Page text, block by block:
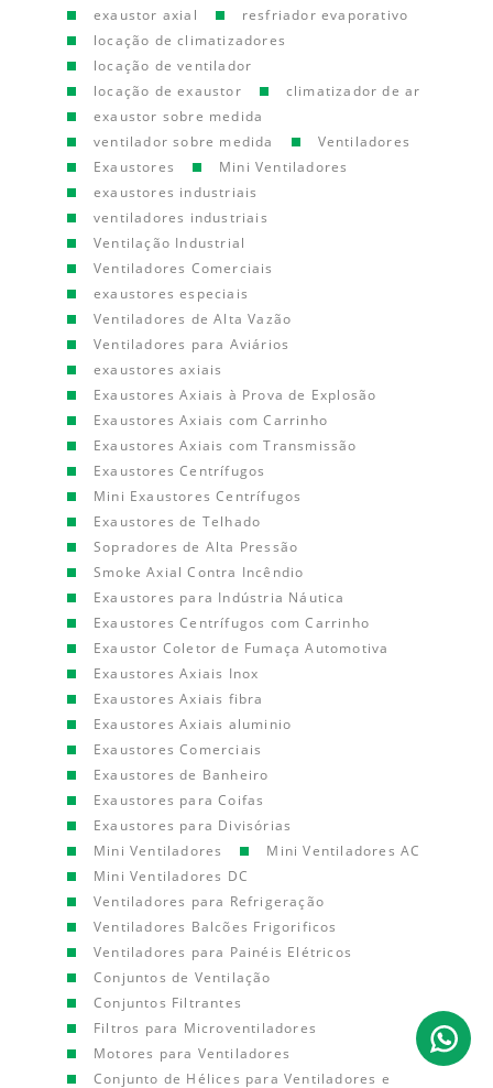
exaustor axial
resfriador evaporativo
locação de climatizadores
locação de ventilador
locação de exaustor
climatizador de ar
exaustor sobre medida
ventilador sobre medida
Ventiladores
Exaustores
Mini Ventiladores
exaustores industriais
ventiladores industriais
Ventilação Industrial
Ventiladores Comerciais
exaustores especiais
Ventiladores de Alta Vazão
Ventiladores para Aviários
exaustores axiais
Exaustores Axiais à Prova de Explosão
Exaustores Axiais com Carrinho
Exaustores Axiais com Transmissão
Exaustores Centrífugos
Mini Exaustores Centrífugos
Exaustores de Telhado
Sopradores de Alta Pressão
Smoke Axial Contra Incêndio
Exaustores para Indústria Náutica
Exaustores Centrífugos com Carrinho
Exaustor Coletor de Fumaça Automotiva
Exaustores Axiais Inox
Exaustores Axiais fibra
Exaustores Axiais aluminio
Exaustores Comerciais
Exaustores de Banheiro
Exaustores para Coifas
Exaustores para Divisórias
Mini Ventiladores
Mini Ventiladores AC
Mini Ventiladores DC
Ventiladores para Refrigeração
Ventiladores Balcões Frigorificos
Ventiladores para Painéis Elétricos
Conjuntos de Ventilação
Conjuntos Filtrantes
Filtros para Microventiladores
Motores para Ventiladores
Conjunto de Hélices para Ventiladores e